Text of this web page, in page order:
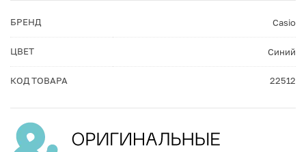
БРЕНД Casio
ЦВЕТ Синий
КОД ТОВАРА 22512